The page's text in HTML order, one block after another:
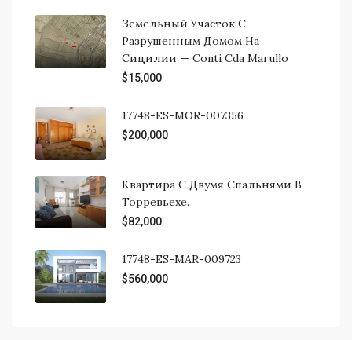
Земельный Участок С
Разрушенным Домом На
Сицилии — Conti Cda Marullo
$15,000
17748-ES-MOR-007356
$200,000
Квартира С Двумя Спальнями В
Торревьехе.
$82,000
17748-ES-MAR-009723
$560,000